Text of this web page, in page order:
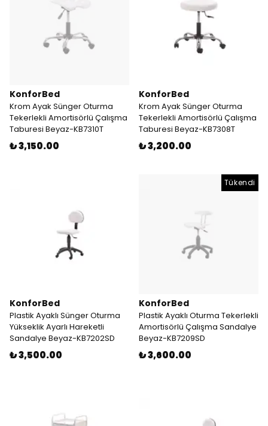
KonforBed
Krom Ayak Sünger Oturma
Tekerlekli Amortisörlü Çalışma
Taburesi Beyaz-KB7310T
₺ 3,150.00
KonforBed
Krom Ayak Sünger Oturma
Tekerlekli Amortisörlü Çalışma
Taburesi Beyaz-KB7308T
₺ 3,200.00
KonforBed
Plastik Ayaklı Sünger Oturma
Yükseklik Ayarlı Hareketli
Sandalye Beyaz-KB7202SD
₺ 3,500.00
Tükendi
KonforBed
Plastik Ayaklı Oturma Tekerlekli
Amortisörlü Çalışma Sandalye
Beyaz-KB7209SD
₺ 3,600.00